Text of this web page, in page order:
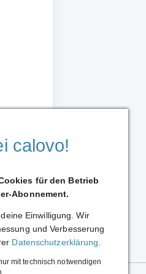
calovo!
für den Betrieb
Abonnement.
Einwilligung. Wir
und Verbesserung
Datenschutzerklärung
mit technisch notwendigen